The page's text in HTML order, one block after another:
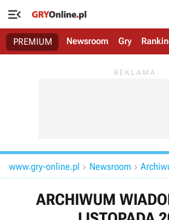

PREMIUM Newsroom Gry
www.gry-online.pl  Newsroom 
ARCHIWUM